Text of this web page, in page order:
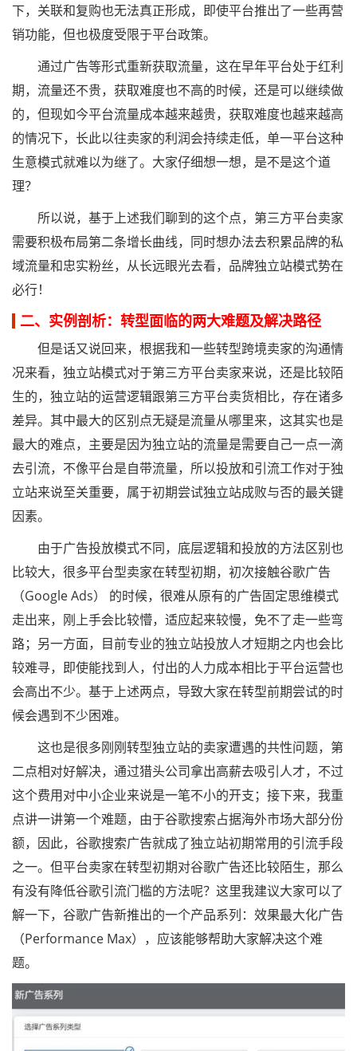
下，关联和复购也无法真正形成，即使平台推出了一些再营
销功能，但也极度受限于平台政策。
通过广告等形式重新获取流量，这在早年平台处于红利
期，流量还不贵，获取难度也不高的时候，还是可以继续做
的，但现如今平台流量成本越来越贵，获取难度也越来越高
的情况下，长此以往卖家的利润会持续走低，单一平台这种
生意模式就难以为继了。大家仔细想一想，是不是这个道
理？
所以说，基于上述我们聊到的这个点，第三方平台卖家
需要积极布局第二条增长曲线，同时想办法去积累品牌的私
域流量和忠实粉丝，从长远眼光去看，品牌独立站模式势在
必行！
二、实例剖析：转型面临的两大难题及解决路径
但是话又说回来，根据我和一些转型跨境卖家的沟通情
况来看，独立站模式对于第三方平台卖家来说，还是比较陌
生的，独立站的运营逻辑跟第三方平台卖货相比，存在诸多
差异。其中最大的区别点无疑是流量从哪里来，这其实也是
最大的难点，主要是因为独立站的流量是需要自己一点一滴
去引流，不像平台是自带流量，所以投放和引流工作对于独
立站来说至关重要，属于初期尝试独立站成败与否的最关键
因素。
由于广告投放模式不同，底层逻辑和投放的方法区别也
比较大，很多平台型卖家在转型初期，初次接触谷歌广告
（Google Ads） 的时候，很难从原有的广告固定思维模式
走出来，刚上手会比较懵，适应起来较慢，免不了走一些弯
路；另一方面，目前专业的独立站投放人才短期之内也会比
较难寻，即使能找到人，付出的人力成本相比于平台运营也
会高出不少。基于上述两点，导致大家在转型前期尝试的时
候会遇到不少困难。
这也是很多刚刚转型独立站的卖家遭遇的共性问题，第
二点相对好解决，通过猎头公司拿出高薪去吸引人才，不过
这个费用对中小企业来说是一笔不小的开支；接下来，我重
点讲一讲第一个难题，由于谷歌搜索占据海外市场大部分份
额，因此，谷歌搜索广告就成了独立站初期常用的引流手段
之一。但平台卖家在转型初期对谷歌广告还比较陌生，那么
有没有降低谷歌引流门槛的方法呢？这里我建议大家可以了
解一下，谷歌广告新推出的一个产品系列：效果最大化广告
（Performance Max），应该能够帮助大家解决这个难
题。